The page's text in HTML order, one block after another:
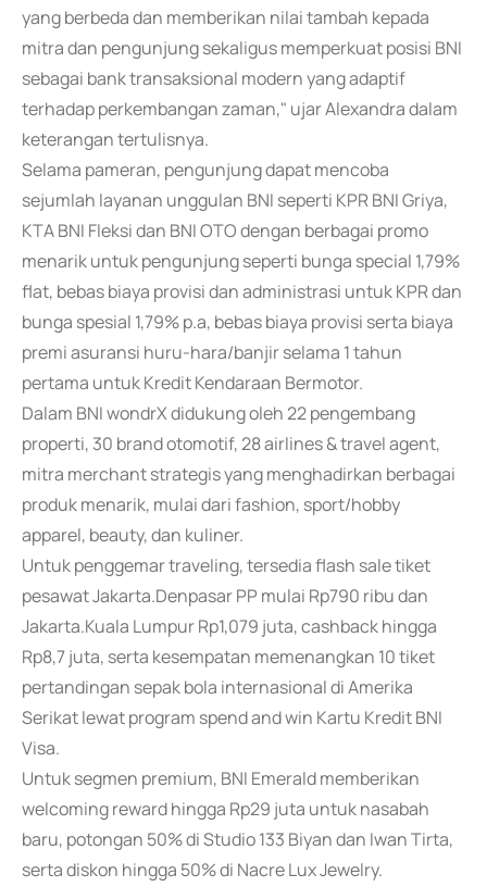
yang berbeda dan memberikan nilai tambah kepada
mitra dan pengunjung sekaligus memperkuat posisi BNI
sebagai bank transaksional modern yang adaptif
terhadap perkembangan zaman," ujar Alexandra dalam
keterangan tertulisnya.
Selama pameran, pengunjung dapat mencoba
sejumlah layanan unggulan BNI seperti KPR BNI Griya,
KTA BNI Fleksi dan BNI OTO dengan berbagai promo
menarik untuk pengunjung seperti bunga special 1,79%
flat, bebas biaya provisi dan administrasi untuk KPR dan
bunga spesial 1,79% p.a, bebas biaya provisi serta biaya
premi asuransi huru-hara/banjir selama 1 tahun
pertama untuk Kredit Kendaraan Bermotor.
Dalam BNI wondrX didukung oleh 22 pengembang
properti, 30 brand otomotif, 28 airlines & travel agent,
mitra merchant strategis yang menghadirkan berbagai
produk menarik, mulai dari fashion, sport/hobby
apparel, beauty, dan kuliner.
Untuk penggemar traveling, tersedia flash sale tiket
pesawat Jakarta.Denpasar PP mulai Rp790 ribu dan
Jakarta.Kuala Lumpur Rp1,079 juta, cashback hingga
Rp8,7 juta, serta kesempatan memenangkan 10 tiket
pertandingan sepak bola internasional di Amerika
Serikat lewat program spend and win Kartu Kredit BNI
Visa.
Untuk segmen premium, BNI Emerald memberikan
welcoming reward hingga Rp29 juta untuk nasabah
baru, potongan 50% di Studio 133 Biyan dan Iwan Tirta,
serta diskon hingga 50% di Nacre Lux Jewelry.